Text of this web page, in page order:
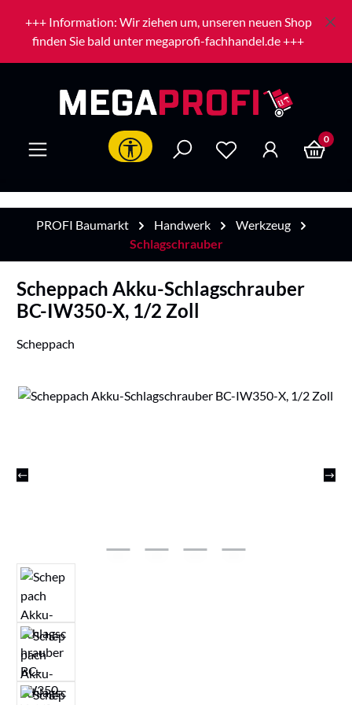
Zum Hauptinhalt springen
+++ Information: Wir ziehen um, unseren neuen Shop
finden Sie bald unter megaprofi-fachhandel.de +++
Werkzeugleiste anzeigen 0
PROFI Baumarkt Handwerk
Werkzeug
Schlagschrauber
Scheppach Akku-Schlagschrauber
BC-IW350-X, 1/2 Zoll
Scheppach
Bildergalerie überspringen